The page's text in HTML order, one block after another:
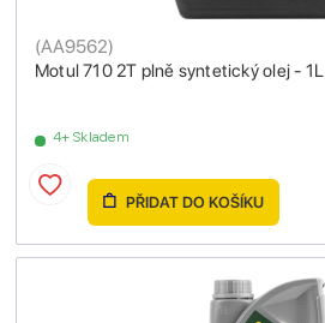
Motul 710 2T plně syntetický olej - 1L
(AA9562)
4+ Skladem
PŘIDAT DO KOŠÍKU